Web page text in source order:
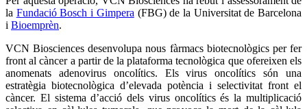
la Fundació Bosch i Gimpera(FBG) de la Universitat de Barcelona
i Bioemprèn.
VCN Biosciences desenvolupa nous fàrmacs biotecnològics per fer
front al càncer a partir de la plataforma tecnològica que ofereixen els
anomenats adenovirus oncolítics. Els virus oncolítics són una
estratègia biotecnològica d’elevada potència i selectivitat front el
càncer. El sistema d’acció dels virus oncolítics és la multiplicació